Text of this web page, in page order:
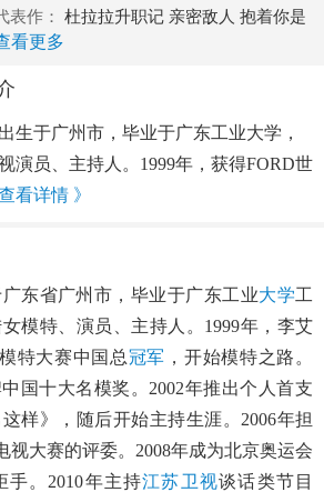
表作：
杜拉拉升职记 亲密敌人 抱着你是
福的
看更多
生于广州市，毕业于广东工业大学，
演员、主持人。1999年，获得FORD世
看详情 》
东省广州市，毕业于广东工业大学工
模特、演员、主持人。1999年，李艾
特大赛中国总冠军 ，开始模特之路。
国十大名模奖。2002年推出个人首支
样》，随后开始主持生涯。2006年担
视大赛的评委。2008年成为北京奥运会
手。2010年主持江苏卫视谈话类节目